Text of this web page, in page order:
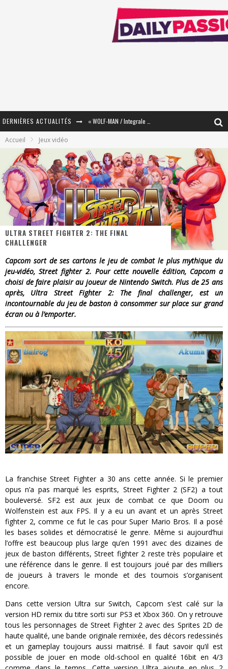
DERNIÈRES ACTUALITÉS
« Le Béton et le Bambou / Propositions pour Mayotte et le Monde. » - Améliorations !
Star Fox
PsyRiver 2026 : la magie revient sur les rives de l’Aar
« MOFUSAND / Parler Japonais » – Des Expressions Pratiques !
Assassin's Creed Black Flag Resynced
« Le Vent dand les Saules » - Une Belle Histoire !
« Damn Them All » - Un duo de Choc !
Yoshi and the mysterious book
« WOLF-MAN / Integrale Tomes 1 et 2 » - Cruelle Vengeance !
Accueil Jeux vidéo
ULTRA STREET FIGHTER 2: THE FINAL
CHALLENGER
Capcom sort de ses cartons le jeu de combat le plus mythique du
jeu-vidéo, Street fighter 2. Pour cette nouvelle édition, Capcom a
choisi de faire plaisir au joueur de Nintendo Switch. Plus de 25 ans
après, Ultra Street Fighter 2: The final challenger, est un
incontournable du jeu de baston à consommer sur place sur grand
écran ou à l’emporter.
La franchise Street Fighter a 30 ans cette année. Si le premier
opus n’a pas marqué les esprits, Street Fighter 2 (SF2) a tout
bouleversé. SF2 est aux jeux de combat ce que Doom ou
Wolfenstein est aux FPS. Il y a eu un avant et un après Street
fighter 2, comme ce fut le cas pour Super Mario Bros. Il a posé
les bases solides et démocratisé le genre. Même si aujourd’hui
l’offre est beaucoup plus large qu’en 1991 avec des dizaines de
jeux de baston différents, Street fighter 2 reste très populaire et
une référence dans le genre. Il est toujours joué par des milliers
de joueurs à travers le monde et des tournois s’organisent
encore.
Dans cette version Ultra sur Switch, Capcom s’est calé sur la
version HD remix du titre sorti sur PS3 et Xbox 360. On y retrouve
tous les personnages de Street Fighter 2 avec des Sprites 2D de
haute qualité, une bande originale remixée, des décors redessinés
et un gameplay toujours aussi maitrisé. Il faut savoir qu’il est
possible de jouer en mode old-school en qualité 16bit en 4/3